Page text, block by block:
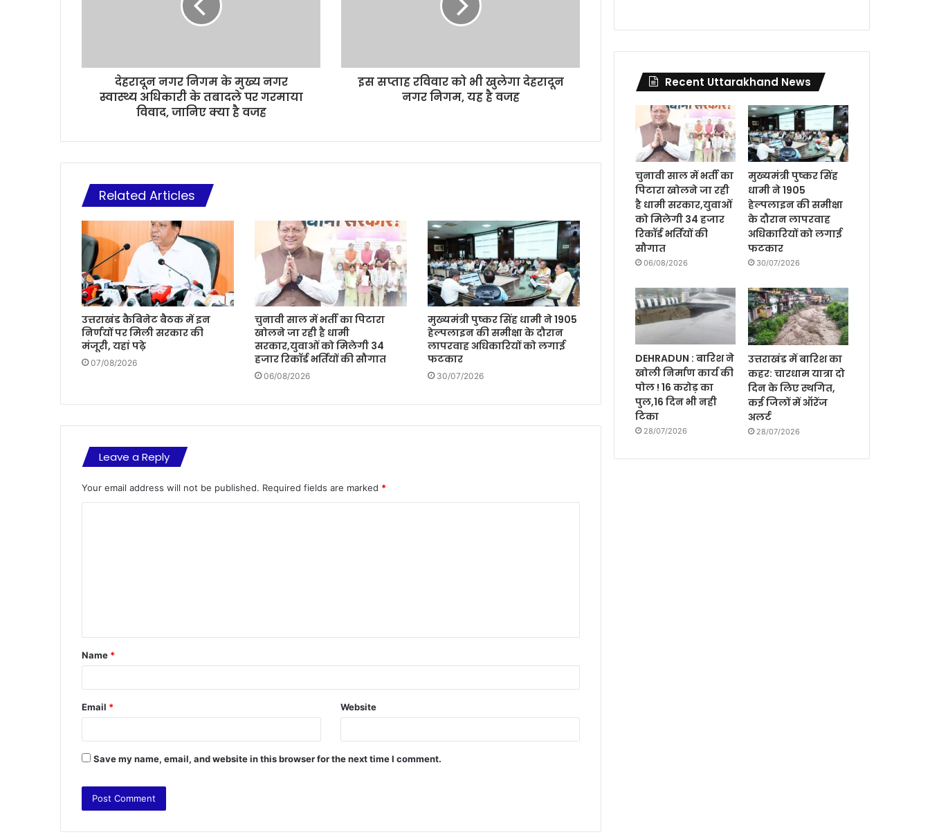
देहरादून नगर निगम के मुख्य नगर
स्वास्थ्य अधिकारी के तबादले पर गरमाया
विवाद, जानिए क्या है वजह
इस सप्ताह रविवार को भी खुलेगा देहरादून
नगर निगम, यह है वजह
Related Articles
उत्तराखंड कैबिनेट बैठक में इन
निर्णयों पर मिली सरकार की
मंजूरी, यहां पढ़े
07/08/2026
चुनावी साल में भर्ती का पिटारा
खोलने जा रही है धामी
सरकार,युवाओं को मिलेगी 34
हजार रिकॉर्ड भर्तियों की सौगात
06/08/2026
मुख्यमंत्री पुष्कर सिंह धामी ने 1905
हेल्पलाइन की समीक्षा के दौरान
लापरवाह अधिकारियों को लगाई
फटकार
30/07/2026
Leave a Reply
Your email address will not be published. Required fields are marked *
t
*
Name *
Email * Website
Save my name, email, and website in this browser for the next time I comment.
Recent Uttarakhand News
चुनावी साल में भर्ती का
पिटारा खोलने जा रही
है धामी सरकार,युवाओं
को मिलेगी 34 हजार
रिकॉर्ड भर्तियों की
सौगात
06/08/2026
मुख्यमंत्री पुष्कर सिंह
धामी ने 1905
हेल्पलाइन की समीक्षा
के दौरान लापरवाह
अधिकारियों को लगाई
फटकार
30/07/2026
DEHRADUN : बारिश ने
खोली निर्माण कार्य की
पोल ! 16 करोड़ का
पुल,16 दिन भी नही
टिका
28/07/2026
उत्तराखंड में बारिश का
कहर: चारधाम यात्रा दो
दिन के लिए स्थगित,
कई जिलों में ऑरेंज
अलर्ट
28/07/2026